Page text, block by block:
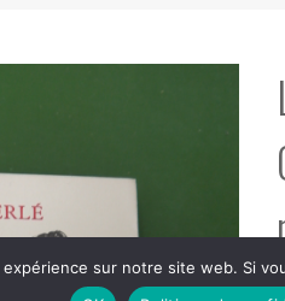
sur notre site web. Si